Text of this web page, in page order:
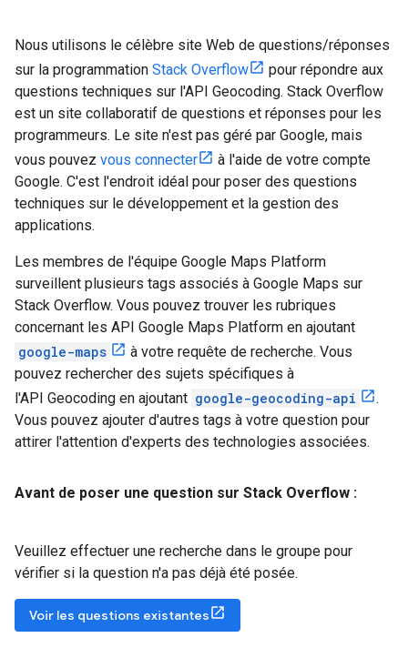
Nous utilisons le célèbre site Web de questions/réponses
sur la programmation Stack Overflow
pour répondre aux
questions techniques sur l'API Geocoding. Stack Overflow
est un site collaboratif de questions et réponses pour les
programmeurs. Le site n'est pas géré par Google, mais
vous pouvez vous connecter
à l'aide de votre compte
Google. C'est l'endroit idéal pour poser des questions
techniques sur le développement et la gestion des
applications.
Les membres de l'équipe Google Maps Platform
surveillent plusieurs tags associés à Google Maps sur
Stack Overflow. Vous pouvez trouver les rubriques
concernant les API Google Maps Platform en ajoutant
google-maps
à votre requête de recherche. Vous
pouvez rechercher des sujets spécifiques à
l'API Geocoding en ajoutant google-geocoding-api
.
Vous pouvez ajouter d'autres tags à votre question pour
attirer l'attention d'experts des technologies associées.
Avant de poser une question sur Stack Overflow :
Veuillez effectuer une recherche dans le groupe pour
vérifier si la question n'a pas déjà été posée.
Voir les questions existantes